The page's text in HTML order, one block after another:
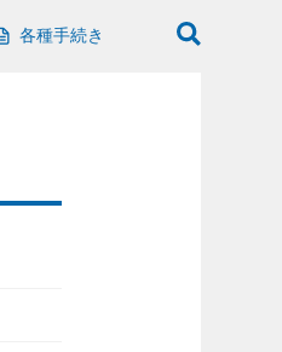
各種手続き